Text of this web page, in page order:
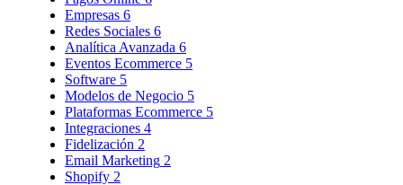
Empresas 6
Redes Sociales 6
Analítica Avanzada 6
Eventos Ecommerce 5
Software 5
Modelos de Negocio 5
Plataformas Ecommerce 5
Integraciones 4
Fidelización 2
Email Marketing 2
Shopify 2